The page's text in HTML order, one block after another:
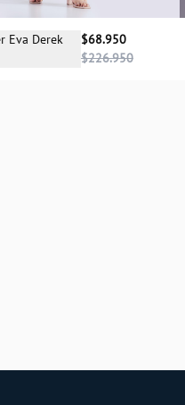
Selecciona una talla
Eva Derek
$68.950
$226.950